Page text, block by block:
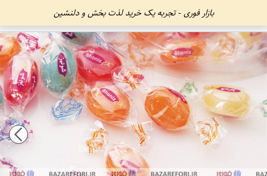
بازار فوری - تجربه یک خرید لذت بخش و دلنشین